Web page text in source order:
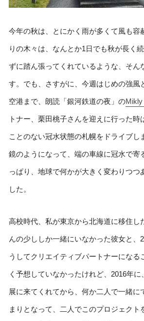
今年の秋は、とにかく雨が多くて風も容
りの木々は、なんとか1日でも秋が長く
ずに踏ん張ってくれているような、そん
す。でも、さすがに、今週はじめの強風
空港まで、朗読「銀河鉄道の夜」のMikly
トナー、栗田桃子さんを迎えに行った時
ことのない冠水状態の札幌をドライブし
鏡のようになって、端の車線に冠水で寄
っぱり、地球で何かが大きく変わりつつ
した。
高校時代、私が東京から北海道に移住し
んの少ししか一緒にいなかった彼女と、
うしてクリエイティブパートナーになる
く予想していなかったけれど、2016年
展に来てくれてから、何か二人で一緒
まりとなって、二人でこのプロジェクト